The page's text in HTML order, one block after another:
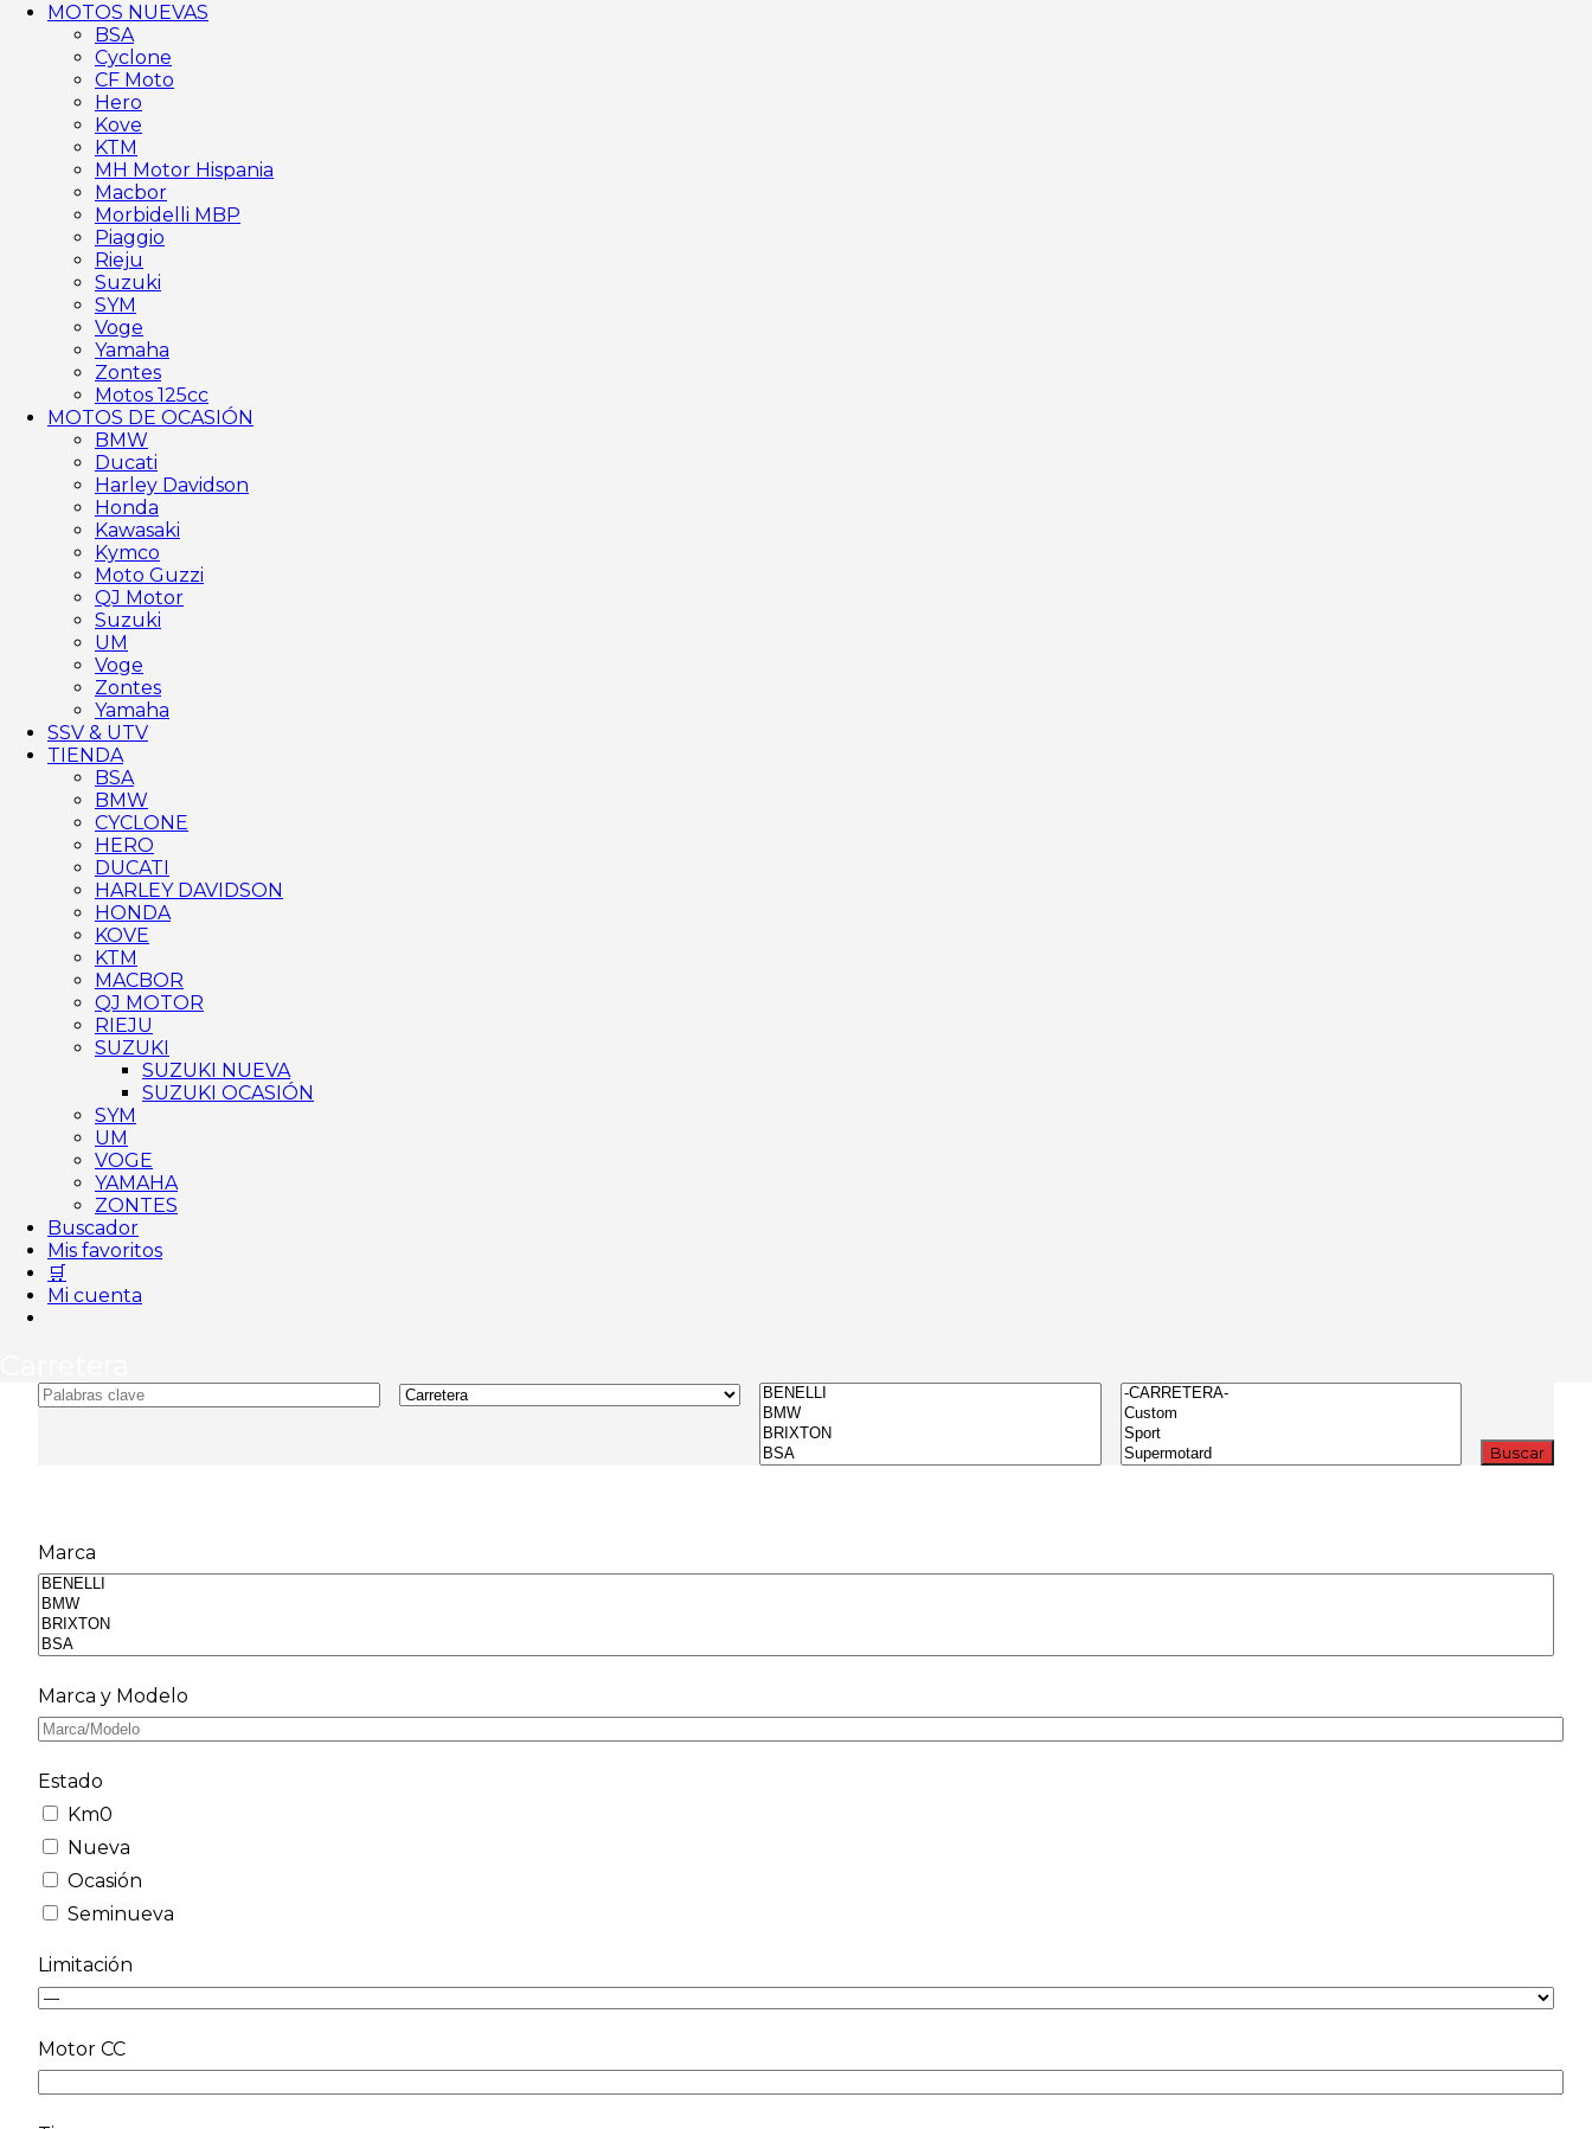
MOTOS NUEVAS
BSA
Cyclone
CF Moto
Hero
Kove
KTM
MH Motor Hispania
Macbor
Morbidelli MBP
Piaggio
Rieju
Suzuki
SYM
Voge
Yamaha
Zontes
Motos 125cc
MOTOS DE OCASIÓN
BMW
Ducati
Harley Davidson
Honda
Kawasaki
Kymco
Moto Guzzi
QJ Motor
Suzuki
UM
Voge
Zontes
Yamaha
SSV & UTV
TIENDA
BSA
BMW
CYCLONE
HERO
DUCATI
HARLEY DAVIDSON
HONDA
KOVE
KTM
MACBOR
QJ MOTOR
RIEJU
SUZUKI
SUZUKI NUEVA
SUZUKI OCASIÓN
SYM
UM
VOGE
YAMAHA
ZONTES
Buscador
Mis favoritos
🛒
Mi cuenta
Buscar
Marca
Marca y Modelo
Estado
Km0
Nueva
Ocasión
Seminueva
Limitación
Motor CC